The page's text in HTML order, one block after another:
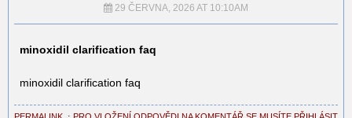
29 ČERVNA, 2026 AT 10:10AM
minoxidil clarification faq
minoxidil clarification faq